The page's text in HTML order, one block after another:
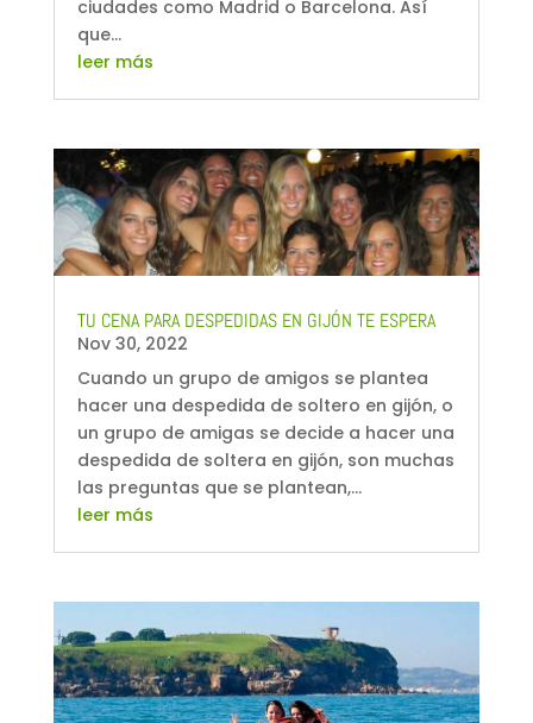
ciudades como Madrid o Barcelona. Así
que...
leer más
TU CENA PARA DESPEDIDAS EN GIJÓN TE ESPERA
Nov 30, 2022
Cuando un grupo de amigos se plantea
hacer una despedida de soltero en gijón, o
un grupo de amigas se decide a hacer una
despedida de soltera en gijón, son muchas
las preguntas que se plantean,...
leer más